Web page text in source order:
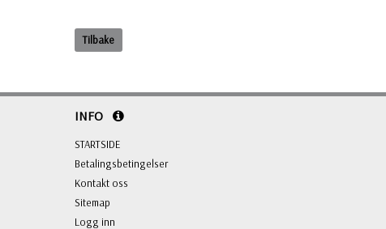
Tilbake
INFO
STARTSIDE
Betalingsbetingelser
Kontakt oss
Sitemap
Logg inn